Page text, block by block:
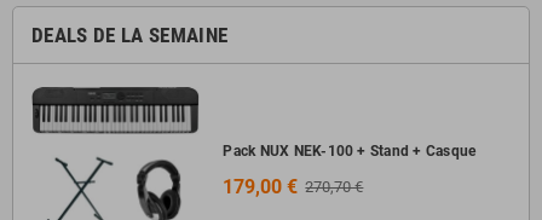
DEALS DE LA SEMAINE
Pack NUX NEK-100 + Stand + Casque
179,00 € 270,70 €